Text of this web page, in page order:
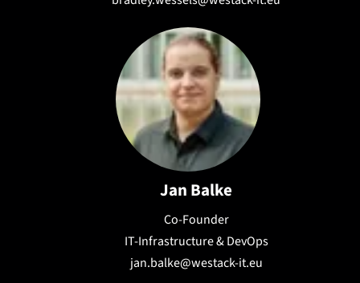
Jan Balke
Co-Founder
IT-Infrastructure & DevOps
jan.balke@westack-it.eu